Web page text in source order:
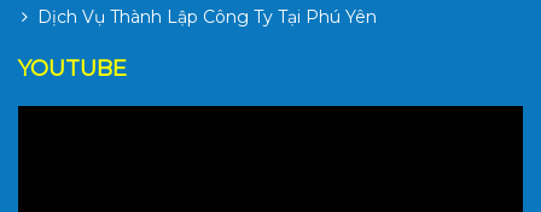
Dịch Vụ Thành Lập Công Ty Tại Phú Yên
YOUTUBE